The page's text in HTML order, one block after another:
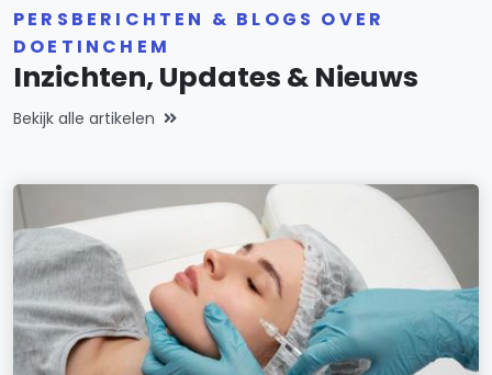
PERSBERICHTEN & BLOGS OVER
DOETINCHEM
Inzichten, Updates & Nieuws
Bekijk alle artikelen